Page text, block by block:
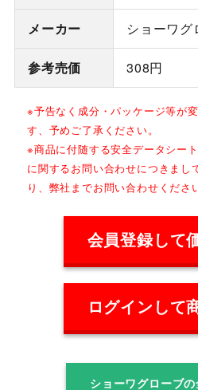
メーカー ショーワ
参考売価 308円
※予告なく成分・パッケージ等が
す、予めご了承ください。
※商品に付随する安全データシー
に関するお問い合わせにつきまし
り、弊社までお問い合わせくださ
会員登録して
ログインして
ショーワグローブ